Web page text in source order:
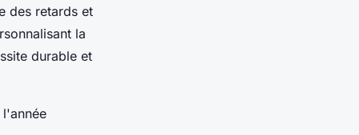
des retards et
la
durable et